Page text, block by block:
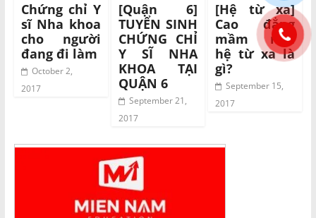
Chứng chỉ Y
sĩ Nha khoa
cho người
đang đi làm
October 2,
2017
[Quận 6]
TUYỂN SINH
CHỨNG CHỈ
Y SĨ NHA
KHOA TẠI
QUẬN 6
September 21,
2017
[Hệ từ xa]
Cao đẳng
mầm non
hệ từ xa là
gì?
September 15,
2017